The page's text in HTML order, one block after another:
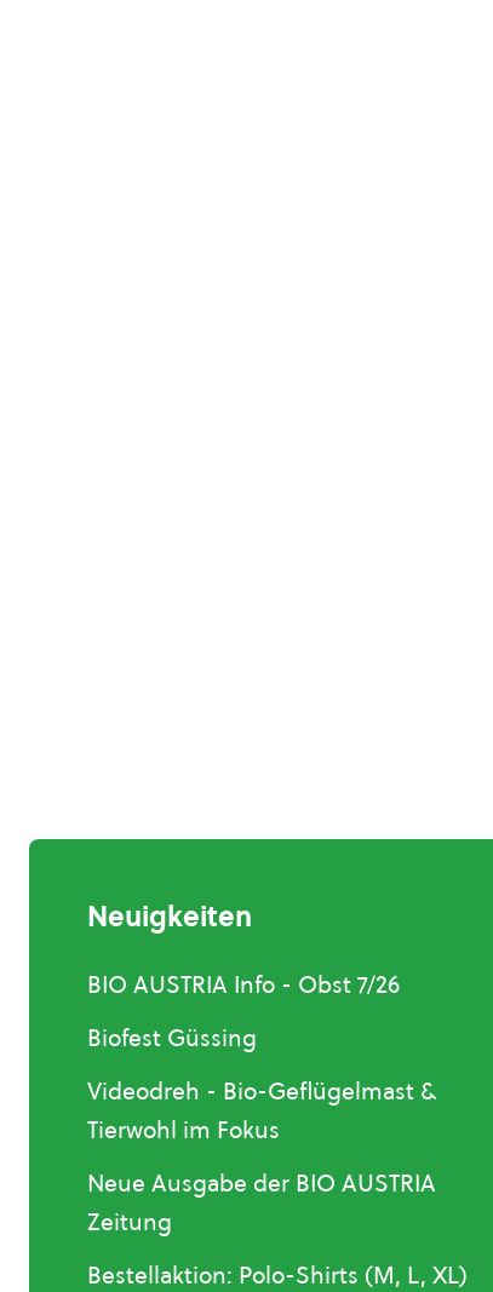
Neuigkeiten
BIO AUSTRIA Info - Obst 7/26
Biofest Güssing
Videodreh - Bio-Geflügelmast &
Tierwohl im Fokus
Neue Ausgabe der BIO AUSTRIA
Zeitung
Bestellaktion: Polo-Shirts (M, L, XL)